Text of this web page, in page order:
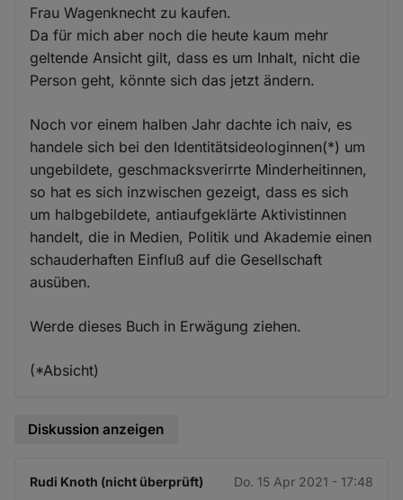
Frau Wagenknecht zu kaufen.
Da für mich aber noch die heute kaum mehr
geltende Ansicht gilt, dass es um Inhalt, nicht die
Person geht, könnte sich das jetzt ändern.
Noch vor einem halben Jahr dachte ich naiv, es
handele sich bei den Identitätsideologinnen(*) um
ungebildete, geschmacksverirrte Minderheitinnen,
so hat es sich inzwischen gezeigt, dass es sich
um halbgebildete, antiaufgeklärte Aktivistinnen
handelt, die in Medien, Politik und Akademie einen
schauderhaften Einfluß auf die Gesellschaft
ausüben.
Werde dieses Buch in Erwägung ziehen.
(*Absicht)
Diskussion anzeigen
Rudi Knoth (nicht überprüft) Do. 15 Apr 2021 - 17:48